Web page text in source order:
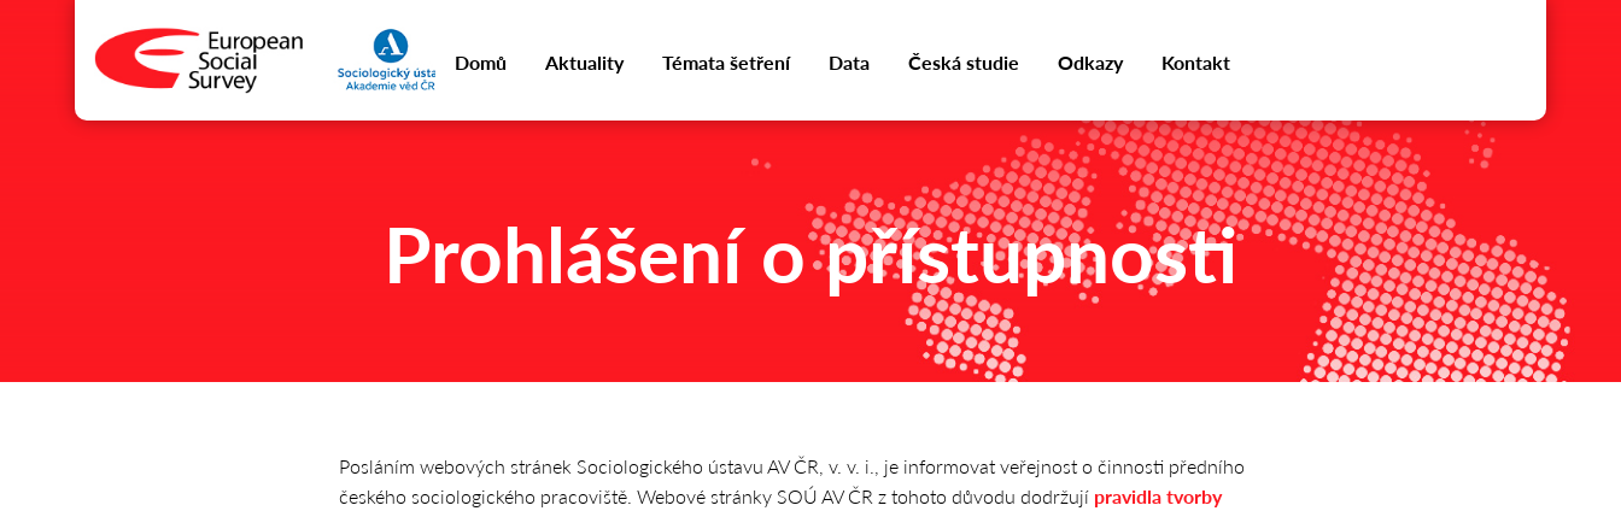
Domů Aktuality Témata šetření Data Česká studie Odkazy Kontakt
Prohlášení o přístupnosti
Posláním webových stránek Sociologického ústavu AV ČR, v. v. i., je informovat veřejnost o činnosti předního
českého sociologického pracoviště. Webové stránky SOÚ AV ČR z tohoto důvodu dodržují pravidla tvorby